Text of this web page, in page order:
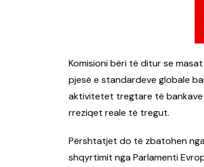
Komisioni bëri të ditur se
pjesë e standardeve globale
aktivitetet tregtare të bankave
rreziqet reale të tregut.
Përshtatjet do të zbatohen
shqyrtimit nga Parlamenti